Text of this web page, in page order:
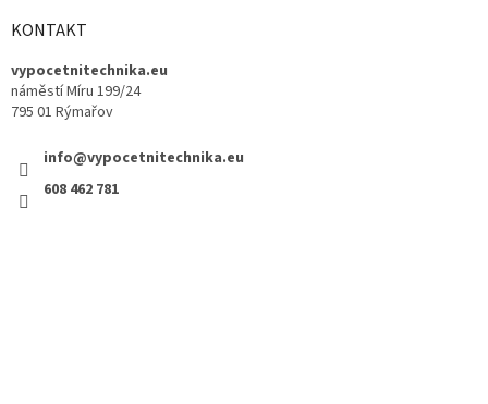
KONTAKT
vypocetnitechnika.eu
náměstí Míru 199/24
795 01 Rýmařov
info@vypocetnitechnika.eu
608 462 781